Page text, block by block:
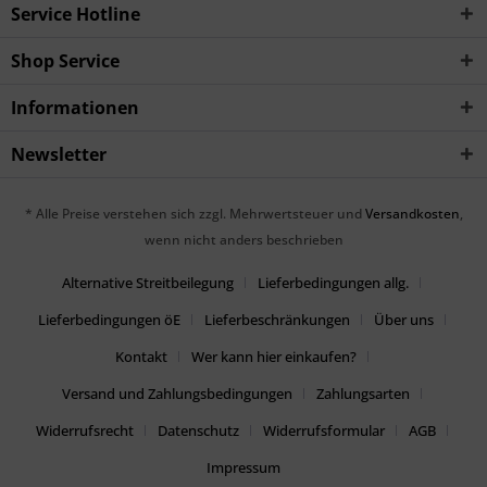
Service Hotline
Shop Service
Informationen
Newsletter
* Alle Preise verstehen sich zzgl. Mehrwertsteuer und Versandkosten,
wenn nicht anders beschrieben
Alternative Streitbeilegung
Lieferbedingungen allg.
Lieferbedingungen öE
Lieferbeschränkungen
Über uns
Kontakt
Wer kann hier einkaufen?
Versand und Zahlungsbedingungen
Zahlungsarten
Widerrufsrecht
Datenschutz Widerrufsformular
AGB
Impressum